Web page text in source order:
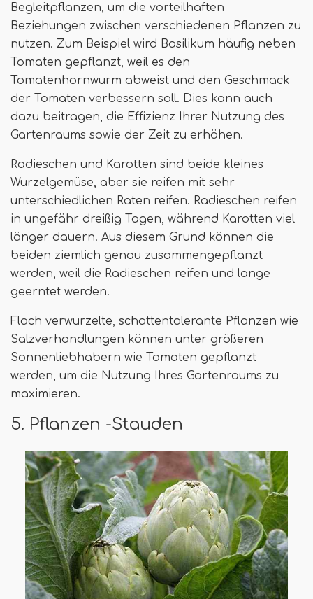
Begleitpflanzen, um die vorteilhaften
Beziehungen zwischen verschiedenen Pflanzen zu
nutzen. Zum Beispiel wird Basilikum häufig neben
Tomaten gepflanzt, weil es den
Tomatenhornwurm abweist und den Geschmack
der Tomaten verbessern soll. Dies kann auch
dazu beitragen, die Effizienz Ihrer Nutzung des
Gartenraums sowie der Zeit zu erhöhen.
Radieschen und Karotten sind beide kleines
Wurzelgemüse, aber sie reifen mit sehr
unterschiedlichen Raten reifen. Radieschen reifen
in ungefähr dreißig Tagen, während Karotten viel
länger dauern. Aus diesem Grund können die
beiden ziemlich genau zusammengepflanzt
werden, weil die Radieschen reifen und lange
geerntet werden.
Flach verwurzelte, schattentolerante Pflanzen wie
Salzverhandlungen können unter größeren
Sonnenliebhabern wie Tomaten gepflanzt
werden, um die Nutzung Ihres Gartenraums zu
maximieren.
5. Pflanzen -Stauden